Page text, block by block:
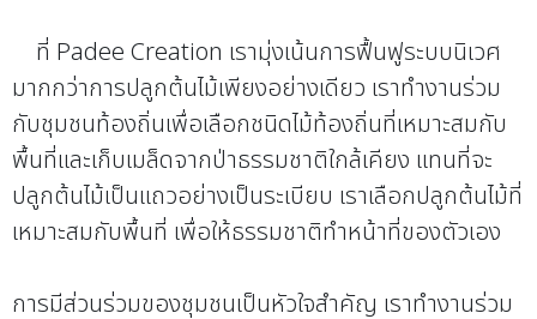
ที่ Padee Creation เรามุ่งเน้นการฟื้นฟูระบบนิเวศ
มากกว่าการปลูกต้นไม้เพียงอย่างเดียว เราทำงานร่วม
กับชุมชนท้องถิ่นเพื่อเลือกชนิดไม้ท้องถิ่นที่เหมาะสมกับ
พื้นที่และเก็บเมล็ดจากป่าธรรมชาติใกล้เคียง แทนที่จะ
ปลูกต้นไม้เป็นแถวอย่างเป็นระเบียบ เราเลือกปลูกต้นไม้ที่
เหมาะสมกับพื้นที่ เพื่อให้ธรรมชาติทำหน้าที่ของตัวเอง
การมีส่วนร่วมของชุมชนเป็นหัวใจสำคัญ เราทำงานร่วม